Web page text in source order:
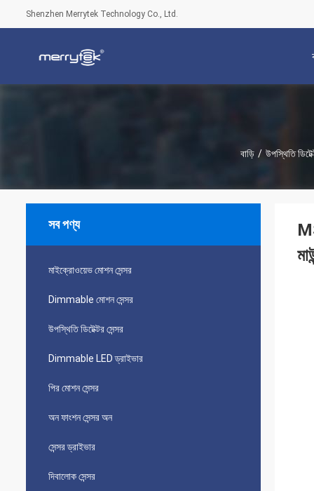
Shenzhen Merrytek Technology Co., Ltd.
বাড়ি / উপস্থিতি
সব পণ্য
মাইক্রোওয়েভ মোশন সেন্সর
Dimmable মোশন সেন্সর
উপস্থিতি ডিটেক্টর সেন্সর
Dimmable LED ড্রাইভার
পির মোশন সেন্সর
অন ​​ফাংশন সেন্সর অন
সেন্সর ড্রাইভার
দিবালোক সেন্সর